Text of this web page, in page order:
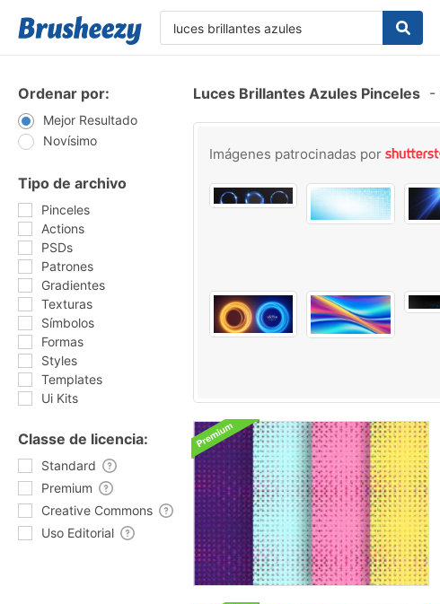
Ordenar por:
Mejor Resultado
Novísimo
Tipo de archivo
Pinceles
Actions
PSDs
Patrones
Gradientes
Texturas
Símbolos
Formas
Styles
Templates
Ui Kits
Classe de licencia:
Standard
Premium
Creative Commons
Uso Editorial
Luces Brillantes Azules Pinceles -
Imágenes patrocinadas por